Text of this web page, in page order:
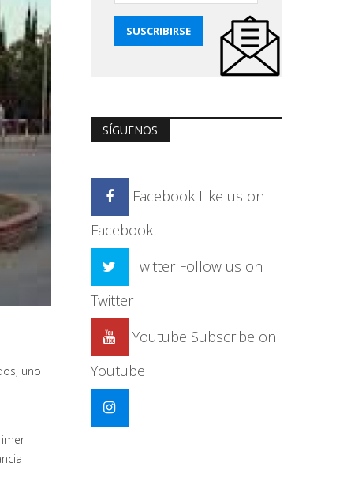
uno
SÍGUENOS
Facebook Like us on
Facebook
Twitter Follow us on
Twitter
Youtube Subscribe on
Youtube